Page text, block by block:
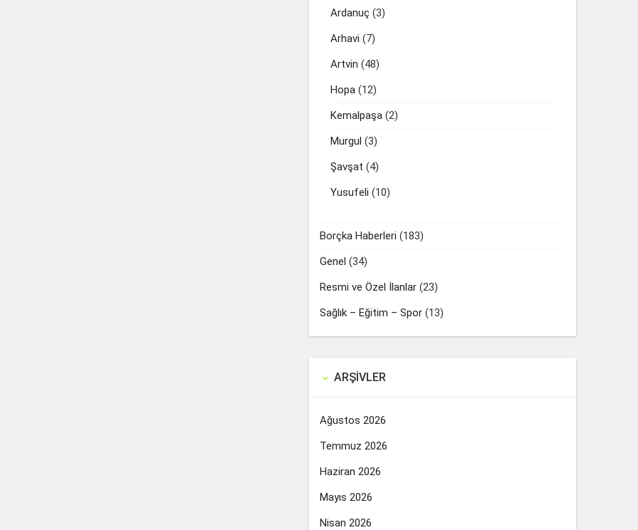
Ardanuç (3)
Arhavi (7)
Artvin (48)
Hopa (12)
Kemalpaşa (2)
Murgul (3)
Şavşat (4)
Yusufeli (10)
Borçka Haberleri (183)
Genel (34)
Resmi ve Özel İlanlar (23)
Sağlık – Eğitim – Spor (13)
 ARŞIVLER
Ağustos 2026
Temmuz 2026
Haziran 2026
Mayıs 2026
Nisan 2026